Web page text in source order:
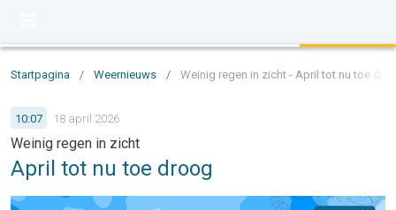
Startpagina / Weernieuws / Weinig regen in zicht - April tot nu toe
10:07 18 april 2026
Weinig regen in zicht
April tot nu toe droog